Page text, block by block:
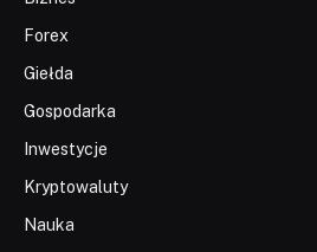
Forex
Giełda
Gospodarka
Inwestycje
Kryptowaluty
Nauka